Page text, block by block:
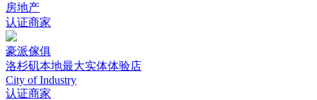
房地产
认证商家
豪派傢俱
洛杉矶本地最大实体体验店
City of Industry
认证商家